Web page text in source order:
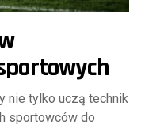
nie tylko uczą technik
sportowców do